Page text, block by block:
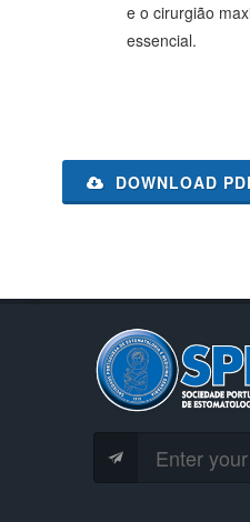
e o cirurgião
essencial.
DOWNLOAD